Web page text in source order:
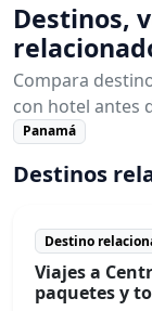
Destinos,
Compara
con hotel antes
Panamá
Destinos
Destino
Viajes a
paquetes y